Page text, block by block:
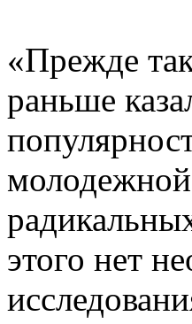
«Прежде
раньше
молодежной
этого нет